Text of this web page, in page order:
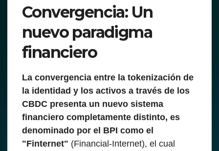
Convergencia: Un
nuevo paradigma
financiero
La convergencia entre la tokenización de
la identidad y los activos a través de los
CBDC presenta un nuevo sistema
financiero completamente distinto, es
denominado por el BPI como el
"Finternet" (Financial-Internet), el cual